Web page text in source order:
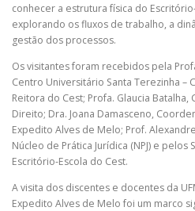
conhecer a estrutura física do
explorando os fluxos de trabalho, a
gestão dos processos.
Os visitantes foram recebidos pela
Centro Universitário Santa Terezinha –
Reitora do Cest; Profa. Glaucia
Direito; Dra. Joana Damasceno,
Expedito Alves de Melo; Prof.
Núcleo de Prática Jurídica (NPJ) e
Escritório-Escola do Cest.
A visita dos discentes e docentes da
Expedito Alves de Melo foi um marco